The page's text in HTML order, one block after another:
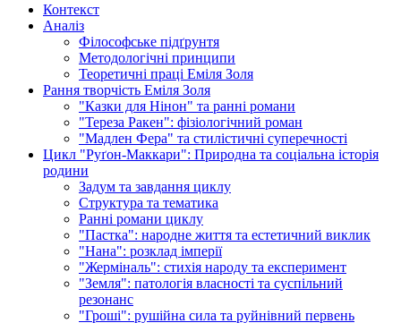
Контекст
Аналіз
Філософське підґрунтя
Методологічні принципи
Теоретичні праці Еміля Золя
Рання творчість Еміля Золя
"Казки для Нінон" та ранні романи
"Тереза Ракен": фізіологічний роман
"Мадлен Фера" та стилістичні суперечності
Цикл "Руґон-Маккари": Природна та соціальна історія
родини
Задум та завдання циклу
Структура та тематика
Ранні романи циклу
"Пастка": народне життя та естетичний виклик
"Нана": розклад імперії
"Жерміналь": стихія народу та експеримент
"Земля": патологія власності та суспільний
резонанс
"Гроші": рушійна сила та руйнівний первень